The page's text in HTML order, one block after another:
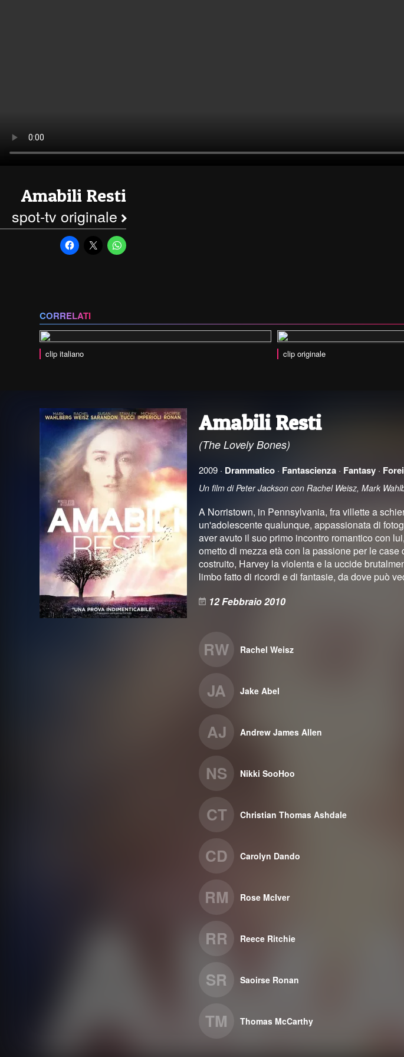
Amabili Resti
spot-tv originale
CORRELATI
clip italiano clip originale
Amabili Resti
(The Lovely Bones)
2009 · Drammatico · Fantascienza · Fantasy ·
Un film di Peter Jackson con Rachel Weisz, Mark
A Norristown, in Pennsylvania, fra villette a
un'adolescente qualunque, appassionata di
aver avuto il suo primo incontro romantico con
ometto di mezza età con la passione per le
costruito, Harvey la violenta e la uccide
limbo fatto di ricordi e di fantasie, da dove può
12 Febbraio 2010
RW Rachel Weisz
JA Jake Abel
AJ Andrew James Allen
NS Nikki SooHoo
CT Christian Thomas Ashdale
CD Carolyn Dando
RM Rose McIver
RR Reece Ritchie
SR Saoirse Ronan
TM Thomas McCarthy